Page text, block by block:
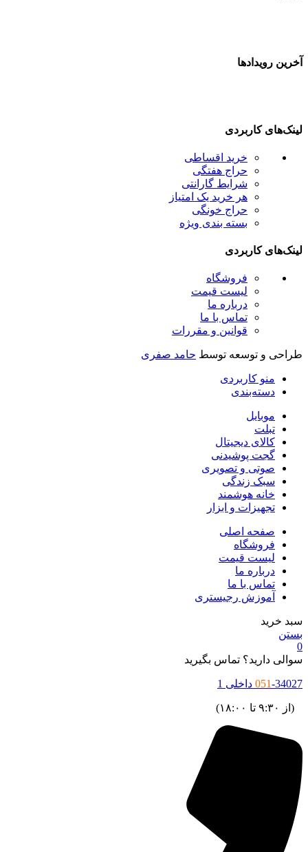
آخرین رویدادها
لینک‌های کاربردی
خرید اقساطی
حراج هفتگی
شرایط گارانتی
هر خرید یک امتیاز
حراج خونگی
بسته بندی ویژه
لینک‌های کاربردی
فروشگاه
لیست قیمت
درباره ما
تماس با ما
قوانین و مقررات
طراحی و توسعه توسط حامد صفری
منو کاربردی
دسته‌بندی
موبایل
تبلت
کالای دیجیتال
گجت پوشیدنی
صوتی و تصویری
سبک زندگی
خانه هوشمند
تجهیزات و ابزار
صفحه اصلی
فروشگاه
لیست قیمت
درباره ما
تماس با ما
آموزش رجیستری
سبد خرید
بستن
0
سوالی دارید؟ تماس بگیرید
051-34027 داخلی 1
(از ۹:۳۰ تا ۱۸:۰۰)